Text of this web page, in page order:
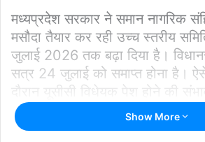
मध्यप्रदेश सरकार ने समान नागरिक
मसौदा तैयार कर रही उच्च स्तरीय
जुलाई 2026 तक बढ़ा दिया है।
सत्र 24 जुलाई को समाप्त होना है।
दौरान यूसीसी विधेयक पेश होने की
जा रही है। विधि एवं विधायी कार्य
जारी अधिसूचना में समिति के सदस्य
Show More